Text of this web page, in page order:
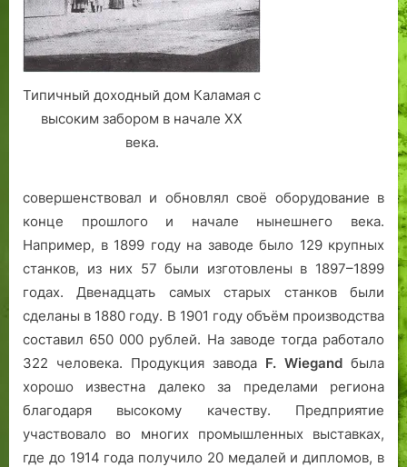
Типичный доходный дом Каламая с
высоким забором в начале XX
века.
совершенствовал и обновлял своё оборудование в
конце прошлого и начале нынешнего века.
Например, в 1899 году на заводе было 129 крупных
станков, из них 57 были изготовлены в 1897–1899
годах. Двенадцать самых старых станков были
сделаны в 1880 году. В 1901 году объём производства
составил 650 000 рублей. На заводе тогда работало
322 человека. Продукция завода F. Wiegand была
хорошо известна далеко за пределами региона
благодаря высокому качеству. Предприятие
участвовало во многих промышленных выставках,
где до 1914 года получило 20 медалей и дипломов, в